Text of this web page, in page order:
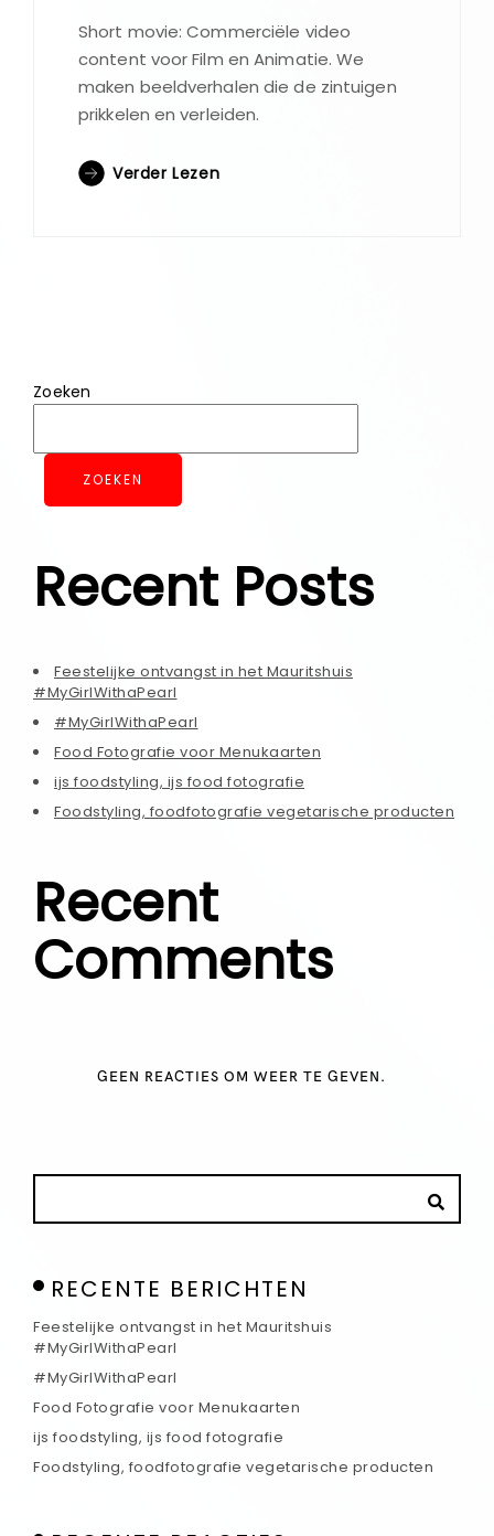
Short movie: Commerciële video
content voor Film en Animatie. We
maken beeldverhalen die de zintuigen
prikkelen en verleiden.
Verder Lezen
Zoeken
ZOEKEN
Recent Posts
Feestelijke ontvangst in het Mauritshuis
#MyGirlWithaPearl
#MyGirlWithaPearl
Food Fotografie voor Menukaarten
ijs foodstyling, ijs food fotografie
Foodstyling, foodfotografie vegetarische producten
Recent
Comments
GEEN REACTIES OM WEER TE GEVEN.
RECENTE BERICHTEN
Feestelijke ontvangst in het Mauritshuis
#MyGirlWithaPearl
#MyGirlWithaPearl
Food Fotografie voor Menukaarten
ijs foodstyling, ijs food fotografie
Foodstyling, foodfotografie vegetarische producten